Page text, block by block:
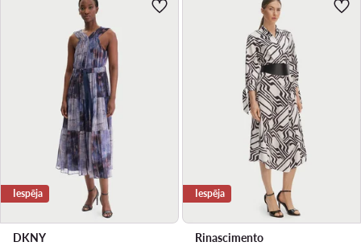
Iespēja
DKNY
Iespēja
Rinascimento